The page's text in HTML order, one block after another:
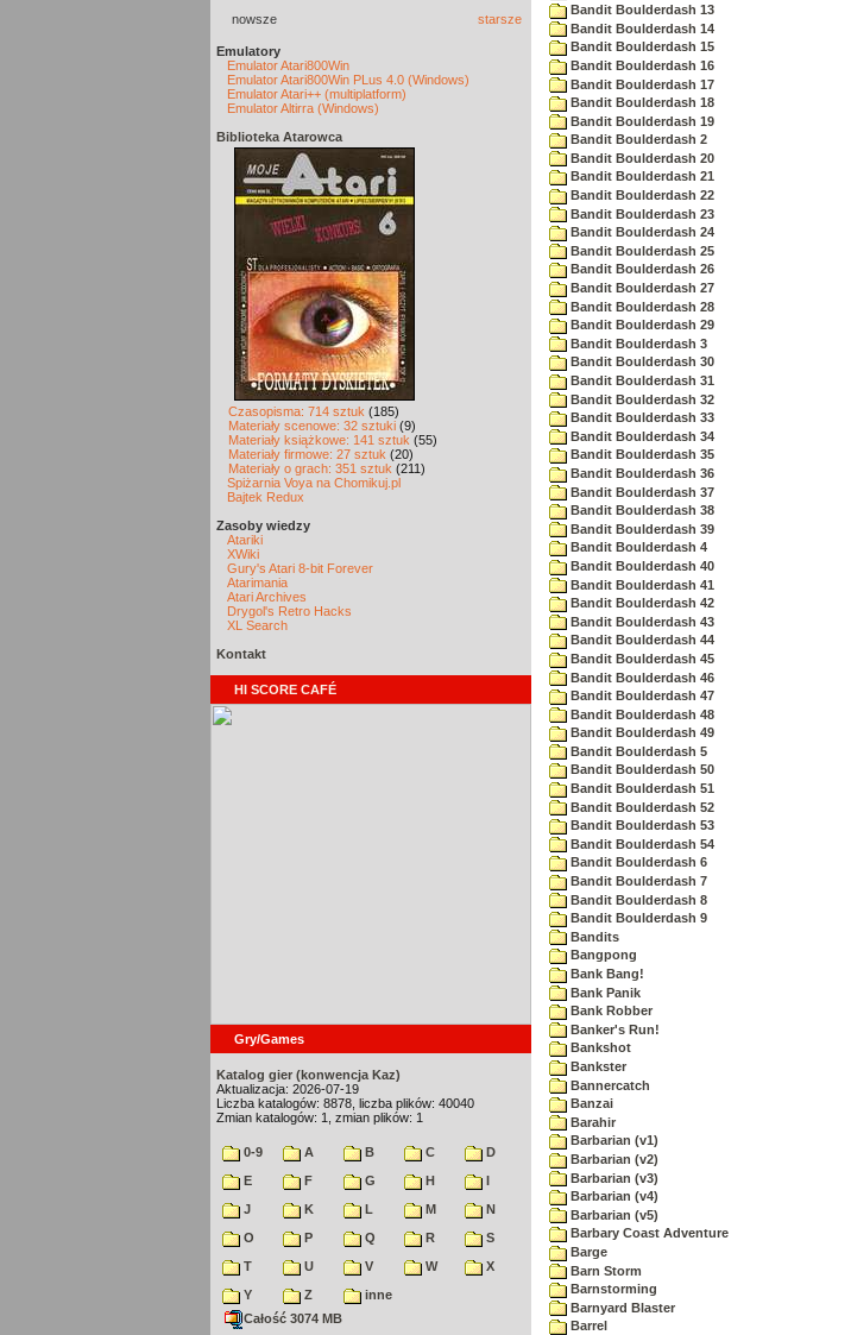
nowsze starsze
Emulatory
Emulator Atari800Win
Emulator Atari800Win PLus 4.0 (Windows)
Emulator Atari++ (multiplatform)
Emulator Altirra (Windows)
Biblioteka Atarowca
Czasopisma: 714 sztuk (185)
Materiały scenowe: 32 sztuki (9)
Materiały książkowe: 141 sztuk (55)
Materiały firmowe: 27 sztuk (20)
Materiały o grach: 351 sztuk (211)
Spiżarnia Voya na Chomikuj.pl
Bajtek Redux
Zasoby wiedzy
Atariki
XWiki
Gury's Atari 8-bit Forever
Atarimania
Atari Archives
Drygol's Retro Hacks
XL Search
Kontakt
HI SCORE CAFÉ
Gry/Games
Katalog gier (konwencja Kaz)
Aktualizacja: 2026-07-19
Liczba katalogów: 8878, liczba plików: 40040
Zmian katalogów: 1, zmian plików: 1
0-9 A B C
D
E
F G H
I
J
K L M
N
O
P Q R
S
T
U V W
X
Y
Z
inne
Całość 3074 MB
Bandit Boulderdash 13
Bandit Boulderdash 14
Bandit Boulderdash 15
Bandit Boulderdash 16
Bandit Boulderdash 17
Bandit Boulderdash 18
Bandit Boulderdash 19
Bandit Boulderdash 2
Bandit Boulderdash 20
Bandit Boulderdash 21
Bandit Boulderdash 22
Bandit Boulderdash 23
Bandit Boulderdash 24
Bandit Boulderdash 25
Bandit Boulderdash 26
Bandit Boulderdash 27
Bandit Boulderdash 28
Bandit Boulderdash 29
Bandit Boulderdash 3
Bandit Boulderdash 30
Bandit Boulderdash 31
Bandit Boulderdash 32
Bandit Boulderdash 33
Bandit Boulderdash 34
Bandit Boulderdash 35
Bandit Boulderdash 36
Bandit Boulderdash 37
Bandit Boulderdash 38
Bandit Boulderdash 39
Bandit Boulderdash 4
Bandit Boulderdash 40
Bandit Boulderdash 41
Bandit Boulderdash 42
Bandit Boulderdash 43
Bandit Boulderdash 44
Bandit Boulderdash 45
Bandit Boulderdash 46
Bandit Boulderdash 47
Bandit Boulderdash 48
Bandit Boulderdash 49
Bandit Boulderdash 5
Bandit Boulderdash 50
Bandit Boulderdash 51
Bandit Boulderdash 52
Bandit Boulderdash 53
Bandit Boulderdash 54
Bandit Boulderdash 6
Bandit Boulderdash 7
Bandit Boulderdash 8
Bandit Boulderdash 9
Bandits
Bangpong
Bank Bang!
Bank Panik
Bank Robber
Banker's Run!
Bankshot
Bankster
Bannercatch
Banzai
Barahir
Barbarian (v1)
Barbarian (v2)
Barbarian (v3)
Barbarian (v4)
Barbarian (v5)
Barbary Coast Adventure
Barge
Barn Storm
Barnstorming
Barnyard Blaster
Barrel